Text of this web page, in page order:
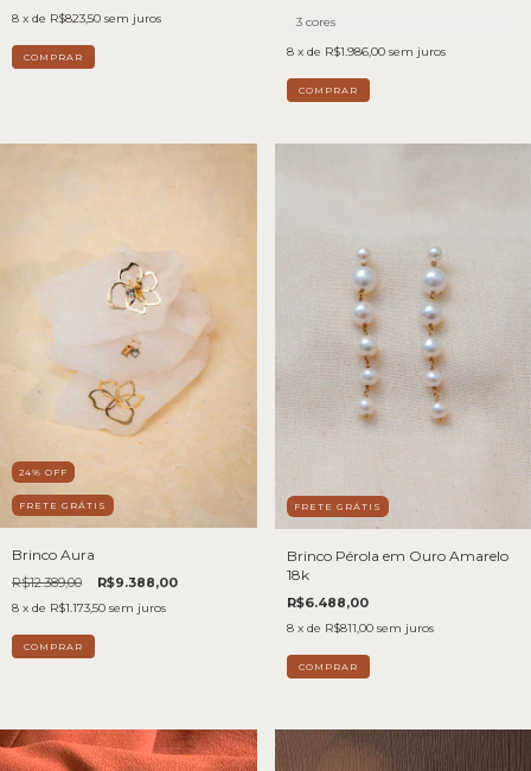
8 x de R$823,50 sem juros
3 cores
8 x de R$1.986,00 sem juros
COMPRAR
24% OFF
FRETE GRÁTIS
Brinco Aura
R$12.389,00 R$9.388,00
8 x de R$1.173,50 sem juros
FRETE GRÁTIS
Brinco Pérola em Ouro Amarelo
18k
R$6.488,00
8 x de R$811,00 sem juros